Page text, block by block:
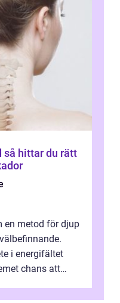
en metod för djup
i energifältet
chans att